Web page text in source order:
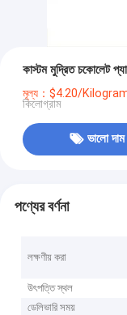
কাস্টম মুদ্রিত চকোলেট
মূল্য：$4.20/
কিলোগ্রাম
ভালো দাম
পণ্যের বর্ণনা
লক্ষণীয় করা
উৎপত্তি স্থল
ডেলিভারি সময়